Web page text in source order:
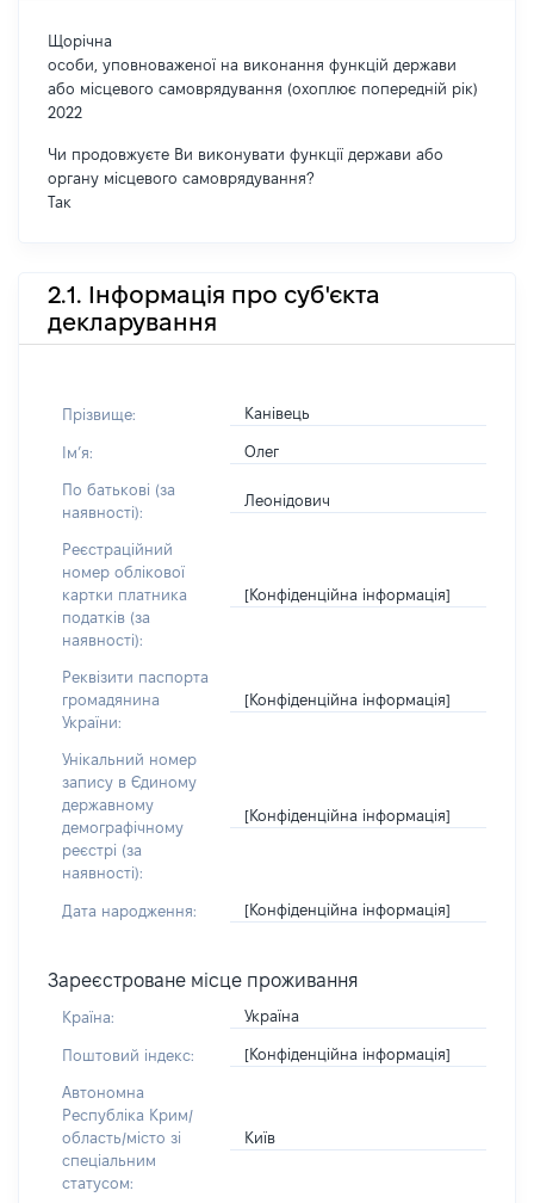
Щорічна
особи, уповноваженої на виконання функцій держави
або місцевого самоврядування (охоплює попередній рік)
2022
Чи продовжуєте Ви виконувати функції держави або
органу місцевого самоврядування?
Так
2.1. Інформація про суб'єкта
декларування
Прізвище: Канівець
Імʼя: Олег
По батькові (за
наявності):
Леонідович
Реєстраційний
номер облікової
картки платника
податків (за
наявності):
[Конфіденційна інформація]
Реквізити паспорта
громадянина
України:
[Конфіденційна інформація]
Унікальний номер
запису в Єдиному
державному
демографічному
реєстрі (за
наявності):
[Конфіденційна інформація]
Дата народження: [Конфіденційна інформація]
Зареєстроване місце проживання
Країна: Україна
Поштовий індекс: [Конфіденційна інформація]
Автономна
Республіка Крим/
область/місто зі
спеціальним
статусом:
Київ